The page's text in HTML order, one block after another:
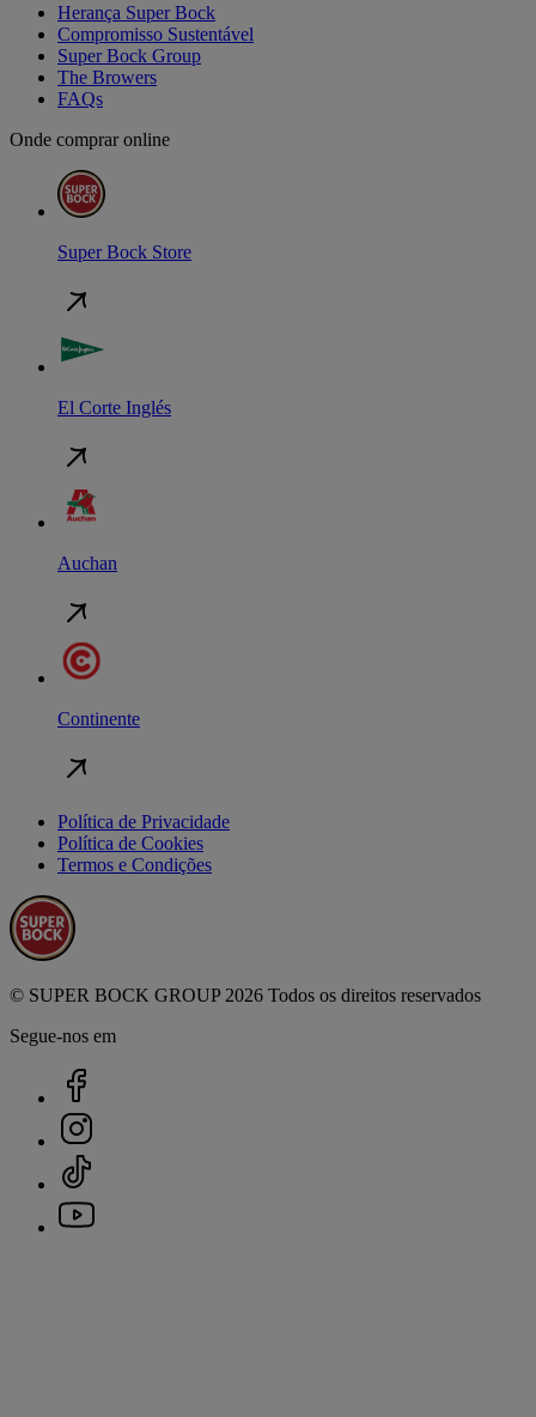
Herança Super Bock
Compromisso Sustentável
Super Bock Group
The Browers
FAQs
Onde comprar online
Super Bock Store
El Corte Inglés
Auchan
Continente
Política de Privacidade
Política de Cookies
Termos e Condições
© SUPER BOCK GROUP 2026 Todos os direitos reservados
Segue-nos em